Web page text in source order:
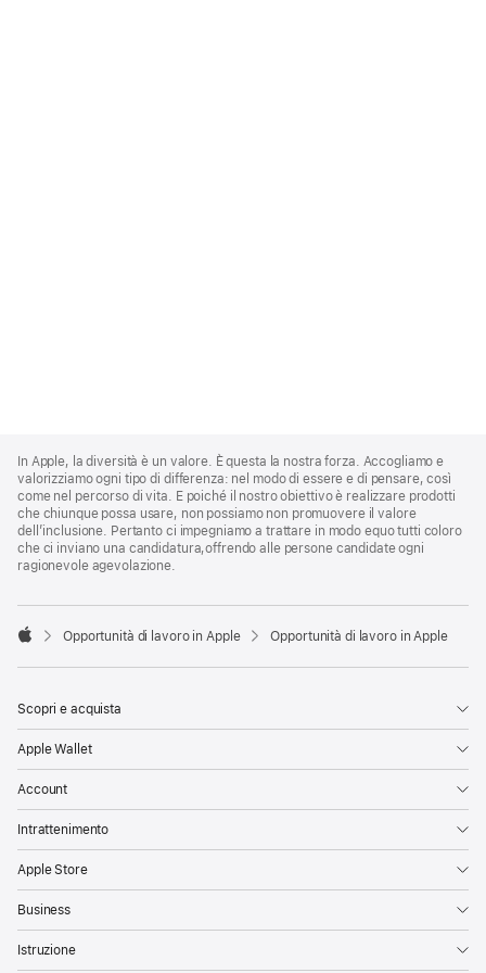
Footer
In Apple, la diversità è un valore. È questa la nostra forza. Accogliamo e
valorizziamo ogni tipo di differenza: nel modo di essere e di pensare, così
come nel percorso di vita. E poiché il nostro obiettivo è realizzare prodotti
che chiunque possa usare, non possiamo non promuovere il valore
dell’inclusione. Pertanto ci impegniamo a trattare in modo equo tutti coloro
che ci inviano una candidatura,offrendo alle persone candidate ogni
ragionevole agevolazione.

Opportunità di lavoro in Apple Opportunità di lavoro in Apple
Scopri e acquista
Apple Wallet
Account
Intrattenimento
Apple Store
Business
Istruzione